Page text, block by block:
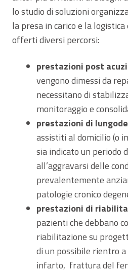
lo studio di soluzioni
la presa in carico e la logistica
offerti diversi percorsi:
prestazioni post
vengono dimessi da
necessitano di
monitoraggio e
prestazioni di
assistiti al domicilio (o
sia indicato un periodo
all’aggravarsi delle
prevalentemente
patologie cronico
prestazioni di
pazienti che debbano
riabilitazione su
di un possibile rientro a
infarto, frattura del